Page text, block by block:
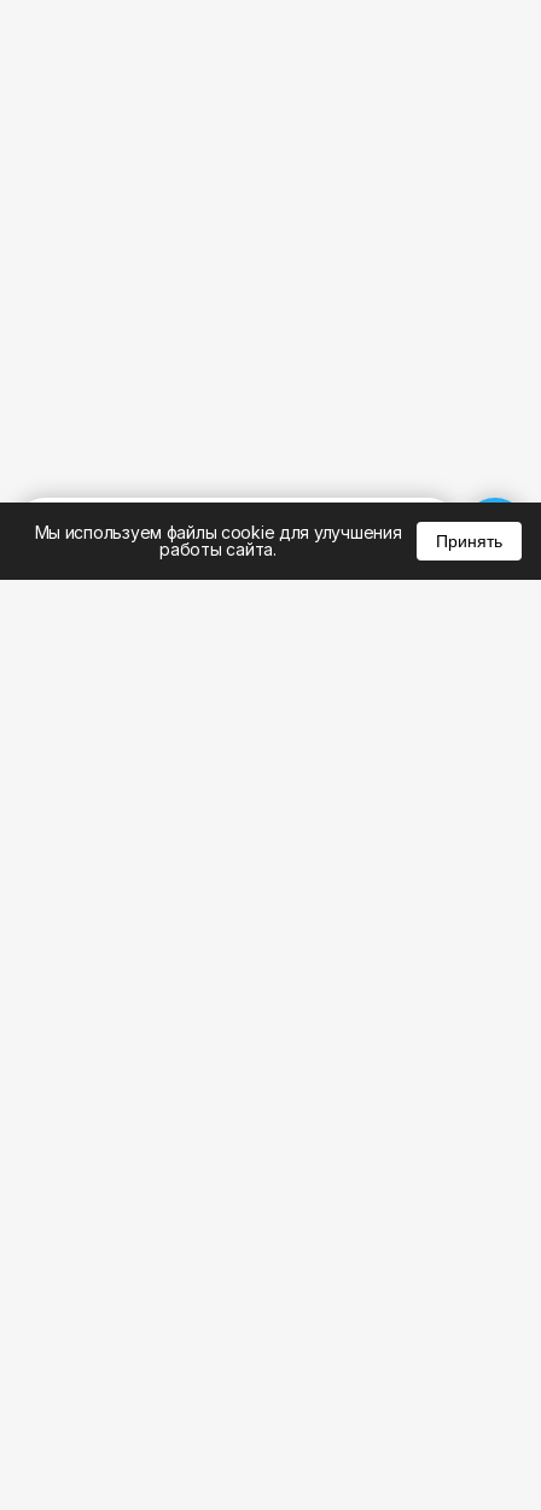
Мы используем файлы cookie для улучшения
работы сайта.
Принять